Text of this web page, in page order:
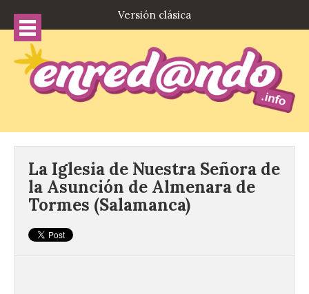
Versión clásica
La Iglesia de Nuestra Señora de
la Asunción de Almenara de
Tormes (Salamanca)